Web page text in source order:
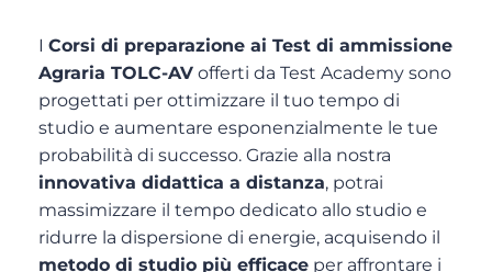
I Corsi di preparazione ai Test di ammissione
Agraria TOLC-AV offerti da Test Academy sono
progettati per ottimizzare il tuo tempo di
studio e aumentare esponenzialmente le tue
probabilità di successo. Grazie alla nostra
innovativa didattica a distanza, potrai
massimizzare il tempo dedicato allo studio e
ridurre la dispersione di energie, acquisendo il
metodo di studio più efficace per affrontare i